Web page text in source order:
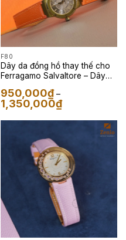
F80
Dây da đồng hồ thay thế cho
Ferragamo Salvaltore – Dây
950,000₫ –
1,350,000₫Khoảng
giá:
1,350,000₫